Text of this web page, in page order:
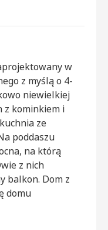
w
z myślą o 4-
niewielkiej
z kominkiem i
ze
poddaszu
na którą
z nich
balkon. Dom z
domu